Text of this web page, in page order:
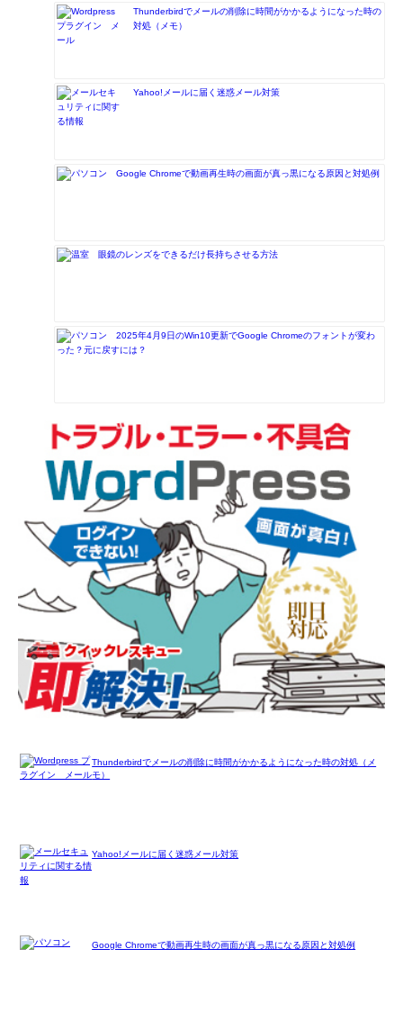
Thunderbirdでメールの削除に時間がかかるようになった時の
対処（メモ）
Yahoo!メールに届く迷惑メール対策
Google Chromeで動画再生時の画面が真っ黒になる原因と対処例
眼鏡のレンズをできるだけ長持ちさせる方法
2025年4月9日のWin10更新でGoogle Chromeのフォントが変わ
った？元に戻すには？
Thunderbirdでメールの削除に時間がかかるようになった時の対処（メ
モ）
Yahoo!メールに届く迷惑メール対策
Google Chromeで動画再生時の画面が真っ黒になる原因と対処例